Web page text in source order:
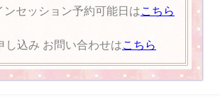
ンセッション予約可能日はこちら
し込み お問い合わせはこちら